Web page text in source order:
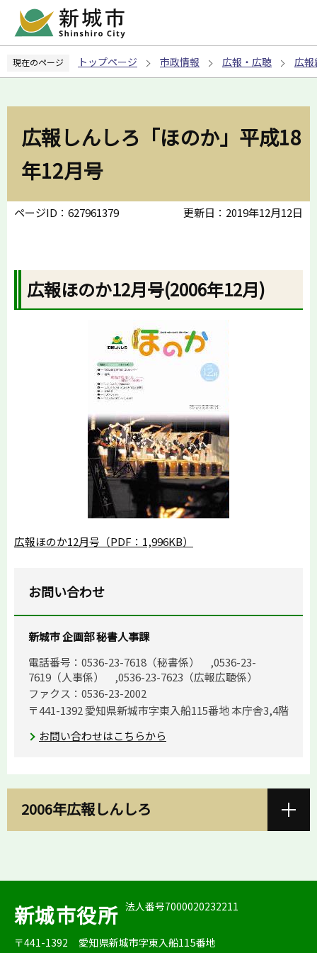
ペ
の
現在のページ トップページ 市政情報 広報・広聴 広報
広報しんしろ「ほのか」平成18
年12月号
ページID：627961379 更新日：2019年12月12日
広報ほのか12月号(2006年12月)
広報ほのか12月号（PDF：1,996KB）
お問い合わせ
新城市 企画部 秘書人事課
電話番号：0536-23-7618（秘書係） ,0536-23-
7619（人事係） ,0536-23-7623（広報広聴係）
ファクス：0536-23-2002
〒441-1392 愛知県新城市字東入船115番地 本庁舎3,4階
お問い合わせはこちらから
2006年広報しんしろ
新城市役所 法人番号7000020232211
〒441-1392 愛知県新城市字東入船115番地